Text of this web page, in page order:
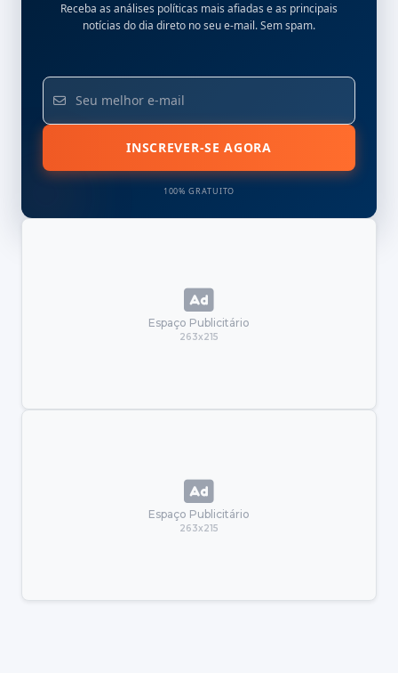
Receba as análises políticas mais afiadas e as principais
notícias do dia direto no seu e-mail. Sem spam.
INSCREVER-SE AGORA
100% GRATUITO
Espaço Publicitário
263x215
Espaço Publicitário
263x215